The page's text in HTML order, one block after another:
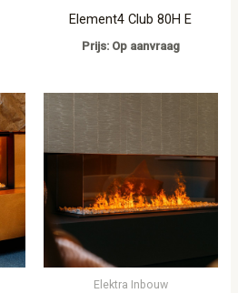
Element4 Club 80H E
Prijs: Op aanvraag
Elektra Inbouw